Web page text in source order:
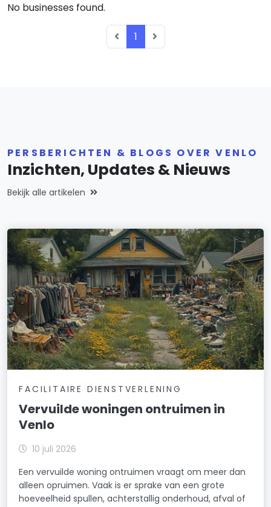
No businesses found.
1
PERSBERICHTEN & BLOGS OVER VENLO
Inzichten, Updates & Nieuws
Bekijk alle artikelen
FACILITAIRE DIENSTVERLENING
Vervuilde woningen ontruimen in
Venlo
10 juli 2026
Een vervuilde woning ontruimen vraagt om meer dan
alleen opruimen. Vaak is er sprake van een grote
hoeveelheid spullen, achterstallig onderhoud, afval of